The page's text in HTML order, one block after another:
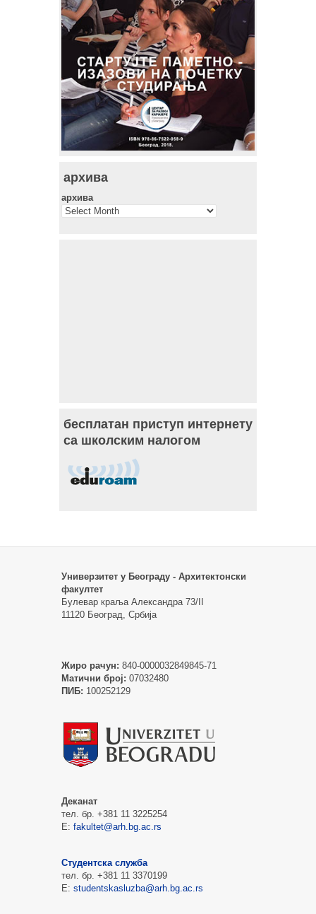
архива
архива
бесплатан приступ интернету
са школским налогом
Универзитет у Београду - Архитектонски
факултет
Булевар краља Александра 73/II
11120 Београд, Србија
Жиро рачун: 840-0000032849845-71
Матични број: 07032480
ПИБ: 100252129
Деканат
тел. бр. +381 11 3225254
Е: fakultet@arh.bg.ac.rs
Студентска служба
тел. бр. +381 11 3370199
Е: studentskasluzba@arh.bg.ac.rs